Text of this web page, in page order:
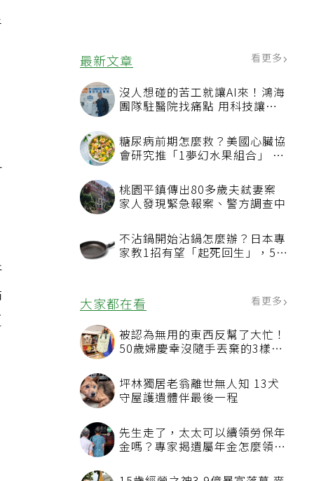
最新文章 看更多
沒人想碰的苦工就讓AI來！鴻海
團隊駐醫院找痛點 用科技讓醫
糖尿病前期怎麼救？美國心臟協
會研究推「1夢幻水果組合」 酪
桃園平鎮傳出80多歲夫弒妻案
家人發現緊急報案、警方調查中
不沾鍋開始沾鍋怎麼辦？日本專
家教1招有望「起死回生」，5情
大家都在看
被認為無用的東西反幫了大忙！
50歲婦慶幸沒隨手丟棄的3樣物
坪林獨居老翁離世無人知 13犬
守屋護遺體伴最後一程
先生走了，太太可以續領勞保年
看順位還要看資格